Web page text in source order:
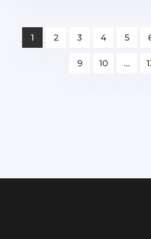
1 2 3 4 5
9 10 ...